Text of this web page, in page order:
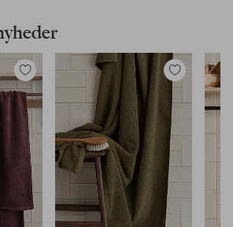
Tilføj
til
favoritter
Tilføj
favoritter